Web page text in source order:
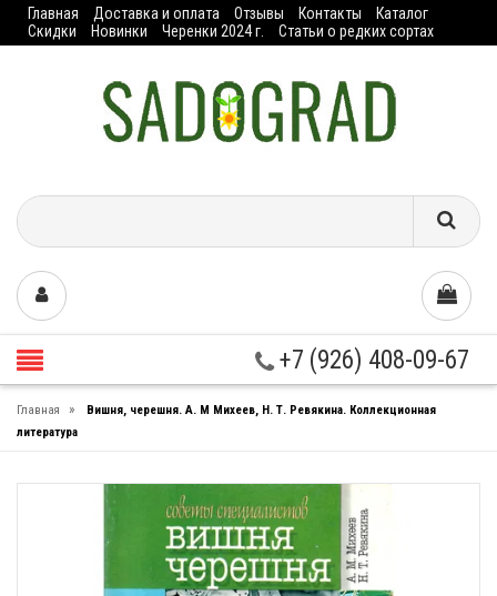
Главная Доставка и оплата Отзывы Контакты
Каталог
Скидки
Новинки Черенки 2024 г. Статьи о редких сортах
+7 (926) 408-09-67
Главная »
Вишня, черешня. А. М Михеев, Н. Т. Ревякина. Коллекционная
литература